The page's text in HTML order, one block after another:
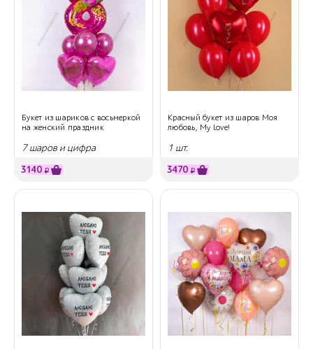
Букет из шариков с восьмеркой
на женский праздник
7 шаров и цифра
3140 ₽
Красный букет из шаров Моя
любовь, My love!
1 шт.
3470 ₽